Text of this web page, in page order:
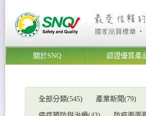
關於SNQ 認證優質產
全部分類(545) 產業新聞(79)